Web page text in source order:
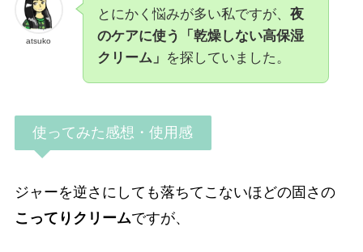
atsuko
とにかく悩みが多い私ですが、 夜
のケアに使う「乾燥しない高保湿
クリーム」 を探していました。
使ってみた感想・使用感
ジャーを逆さにしても落ちてこないほどの固さの
こってりクリームですが、